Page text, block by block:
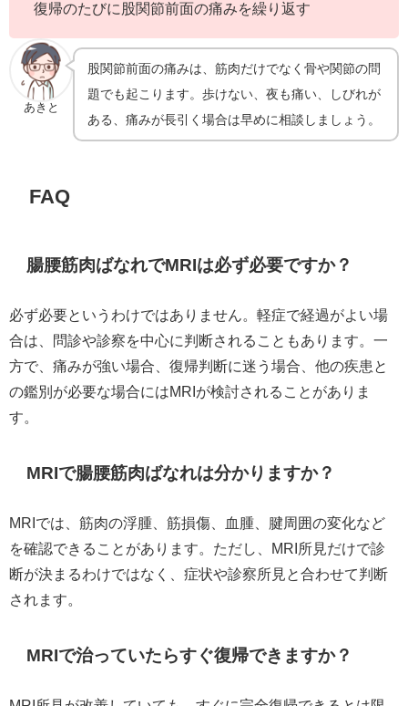
復帰のたびに股関節前面の痛みを繰り返す
あきと
股関節前面の痛みは、筋肉だけでなく骨や関節の問
題でも起こります。歩けない、夜も痛い、しびれが
ある、痛みが長引く場合は早めに相談しましょう。
FAQ
腸腰筋肉ばなれでMRIは必ず必要ですか？
必ず必要というわけではありません。軽症で経過がよい場
合は、問診や診察を中心に判断されることもあります。一
方で、痛みが強い場合、復帰判断に迷う場合、他の疾患と
の鑑別が必要な場合にはMRIが検討されることがありま
す。
MRIで腸腰筋肉ばなれは分かりますか？
MRIでは、筋肉の浮腫、筋損傷、血腫、腱周囲の変化など
を確認できることがあります。ただし、MRI所見だけで診
断が決まるわけではなく、症状や診察所見と合わせて判断
されます。
MRIで治っていたらすぐ復帰できますか？